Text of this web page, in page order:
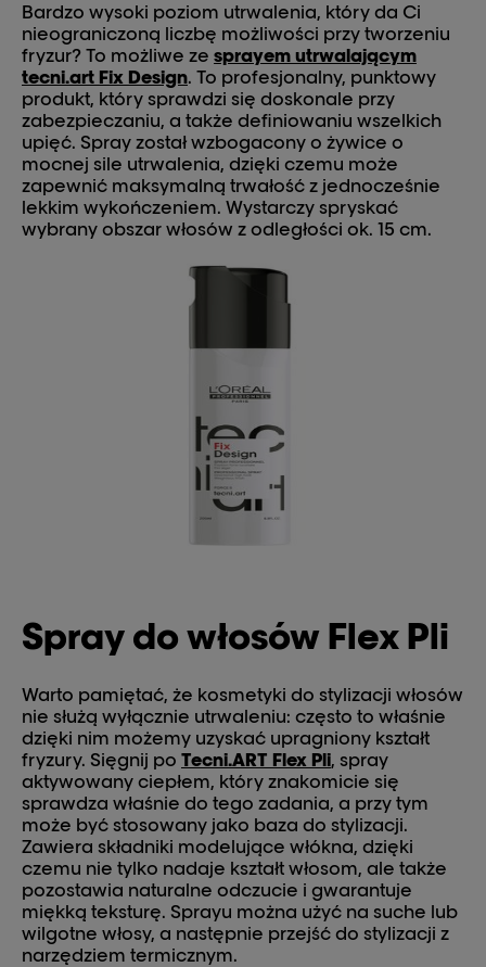
Bardzo wysoki poziom utrwalenia, który da Ci
nieograniczoną liczbę możliwości przy tworzeniu
fryzur? To możliwe ze sprayem utrwalającym
tecni.art Fix Design. To profesjonalny, punktowy
produkt, który sprawdzi się doskonale przy
zabezpieczaniu, a także definiowaniu wszelkich
upięć. Spray został wzbogacony o żywice o
mocnej sile utrwalenia, dzięki czemu może
zapewnić maksymalną trwałość z jednocześnie
lekkim wykończeniem. Wystarczy spryskać
wybrany obszar włosów z odległości ok. 15 cm.
Spray do włosów Flex Pli
Warto pamiętać, że kosmetyki do stylizacji włosów
nie służą wyłącznie utrwaleniu: często to właśnie
dzięki nim możemy uzyskać upragniony kształt
fryzury. Sięgnij po Tecni.ART Flex Pli, spray
aktywowany ciepłem, który znakomicie się
sprawdza właśnie do tego zadania, a przy tym
może być stosowany jako baza do stylizacji.
Zawiera składniki modelujące włókna, dzięki
czemu nie tylko nadaje kształt włosom, ale także
pozostawia naturalne odczucie i gwarantuje
miękką teksturę. Sprayu można użyć na suche lub
wilgotne włosy, a następnie przejść do stylizacji z
narzędziem termicznym.